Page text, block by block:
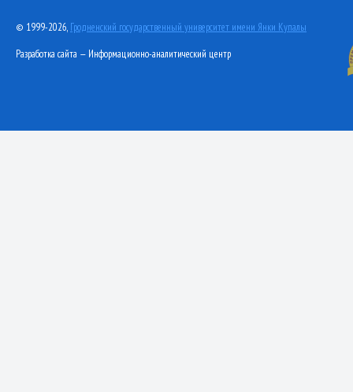
© 1999-2026, Гродненский государственный университет имени Янки Купалы
Разработка сайта — Информационно-аналитический центр